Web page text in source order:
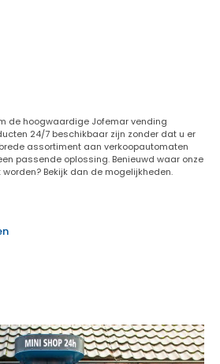
de hoogwaardige Jofemar vending
24/7 beschikbaar zijn zonder dat u er
assortiment aan verkoopautomaten
passende oplossing. Benieuwd waar onze
Bekijk dan de mogelijkheden.